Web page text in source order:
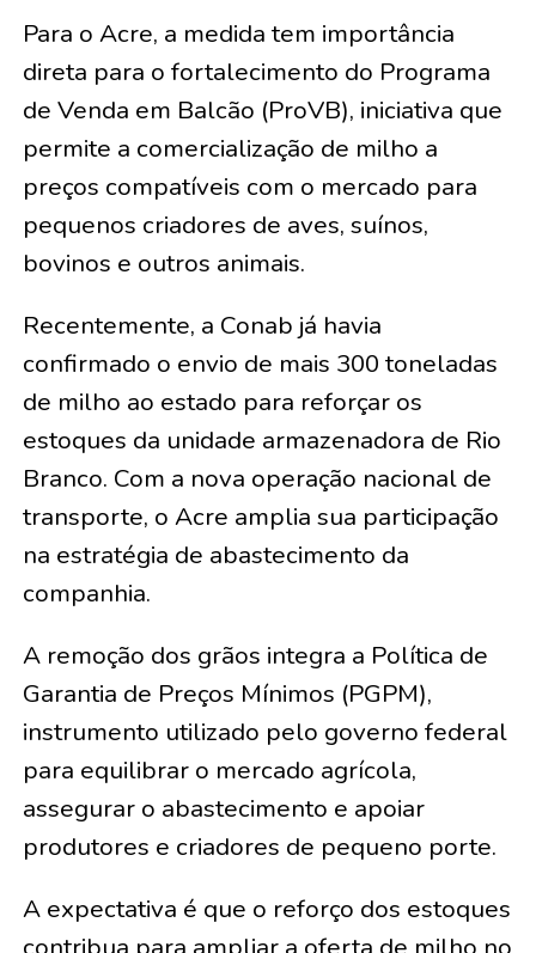
Para o Acre, a medida tem importância
direta para o fortalecimento do Programa
de Venda em Balcão (ProVB), iniciativa que
permite a comercialização de milho a
preços compatíveis com o mercado para
pequenos criadores de aves, suínos,
bovinos e outros animais.
Recentemente, a Conab já havia
confirmado o envio de mais 300 toneladas
de milho ao estado para reforçar os
estoques da unidade armazenadora de Rio
Branco. Com a nova operação nacional de
transporte, o Acre amplia sua participação
na estratégia de abastecimento da
companhia.
A remoção dos grãos integra a Política de
Garantia de Preços Mínimos (PGPM),
instrumento utilizado pelo governo federal
para equilibrar o mercado agrícola,
assegurar o abastecimento e apoiar
produtores e criadores de pequeno porte.
A expectativa é que o reforço dos estoques